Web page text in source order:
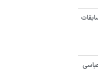
مسابقات